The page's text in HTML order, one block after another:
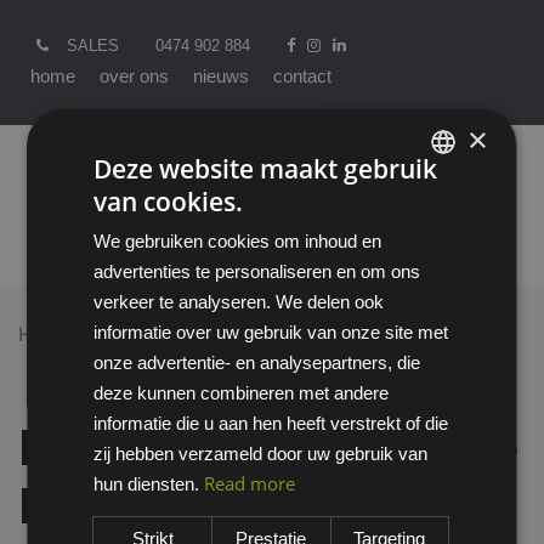
SALES 0474 902 884
home over ons nieuws contact
Home >All Products
K02-303L / 18 gauge Kyorene Pro nano-foam nitrile
palm coating cut C
K02-303L / 18 gauge
Kyorene Pro nano-
×
Deze website maakt gebruik
van cookies.
We gebruiken cookies om inhoud en
advertenties te personaliseren en om ons
verkeer te analyseren. We delen ook
informatie over uw gebruik van onze site met
onze advertentie- en analysepartners, die
deze kunnen combineren met andere
informatie die u aan hen heeft verstrekt of die
zij hebben verzameld door uw gebruik van
hun diensten. Read more
Strikt
Prestatie Targeting